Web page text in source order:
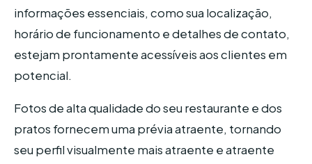
informações essenciais, como sua localização,
horário de funcionamento e detalhes de contato,
estejam prontamente acessíveis aos clientes em
potencial.
Fotos de alta qualidade do seu restaurante e dos
pratos fornecem uma prévia atraente, tornando
seu perfil visualmente mais atraente e atraente